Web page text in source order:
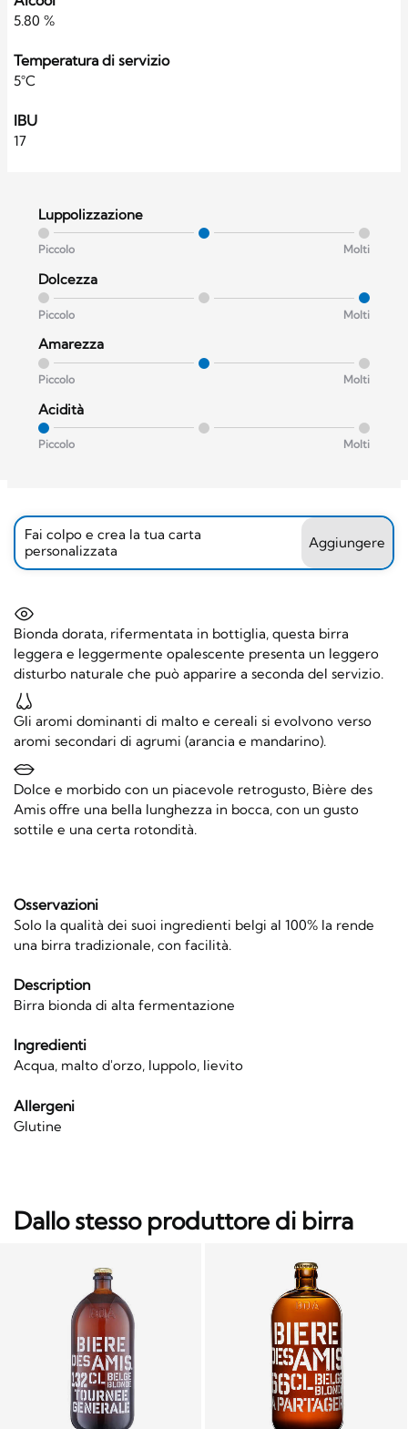
5.80 %
Temperatura di servizio
5°C
IBU
17
Luppolizzazione
Piccolo Molti
Dolcezza
Piccolo Molti
Amarezza
Piccolo Molti
Acidità
Piccolo Molti
Fai colpo e crea la tua carta
personalizzata
Aggiungere
Bionda dorata, rifermentata in bottiglia, questa birra
leggera e leggermente opalescente presenta un leggero
disturbo naturale che può apparire a seconda del servizio.
Gli aromi dominanti di malto e cereali si evolvono verso
aromi secondari di agrumi (arancia e mandarino).
Dolce e morbido con un piacevole retrogusto, Bière des
Amis offre una bella lunghezza in bocca, con un gusto
sottile e una certa rotondità.
Osservazioni
Solo la qualità dei suoi ingredienti belgi al 100% la rende
una birra tradizionale, con facilità.
Description
Birra bionda di alta fermentazione
Ingredienti
Acqua, malto d'orzo, luppolo, lievito
Allergeni
Glutine
Dallo stesso produttore di birra